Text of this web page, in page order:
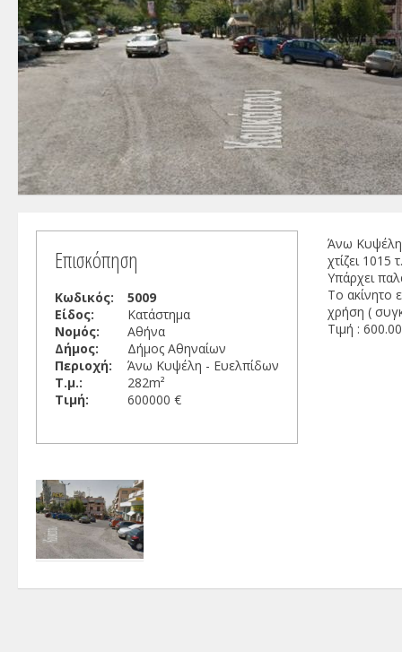
Επισκόπηση
Κωδικός:
5009
Είδος:
Κατάστημα
Νομός:
Αθήνα
Δήμος:
Δήμος Αθηναίων
Περιοχή:
Άνω Κυψέλη - Ευελπίδων
Τ.μ.:
282m²
Τιμή:
600000 €
Άνω Κυψέλη
χτίζει 1015
Υπάρχει
Το ακίνητο
χρήση (
Τιμή :